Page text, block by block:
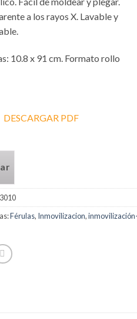
a los rayos X. Lavable y
10.8 x 91 cm. Formato rollo
DESCARGAR PDF
Férulas, Inmovilizacion,